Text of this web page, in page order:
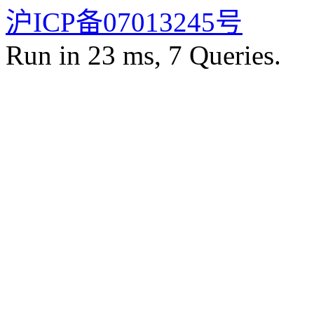
沪ICP备07013245号
Run in 23 ms, 7 Queries.